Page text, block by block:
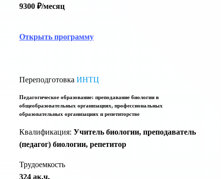
9300 ₽/месяц
Открыть программу
Переподготовка ИНТЦ
Педагогическое образование: преподавание биологии в
общеобразовательных организациях, профессиональных
образовательных организациях и репетиторстве
Квалификация: Учитель биологии, преподаватель
(педагог) биологии, репетитор
Трудоемкость
324 ак.ч.